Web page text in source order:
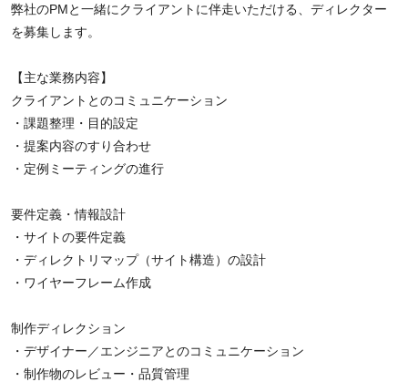
弊社のPMと一緒にクライアントに伴走いただける、ディレクター
を募集します。
【主な業務内容】
クライアントとのコミュニケーション
・課題整理・目的設定
・提案内容のすり合わせ
・定例ミーティングの進行
要件定義・情報設計
・サイトの要件定義
・ディレクトリマップ（サイト構造）の設計
・ワイヤーフレーム作成
制作ディレクション
・デザイナー／エンジニアとのコミュニケーション
・制作物のレビュー・品質管理